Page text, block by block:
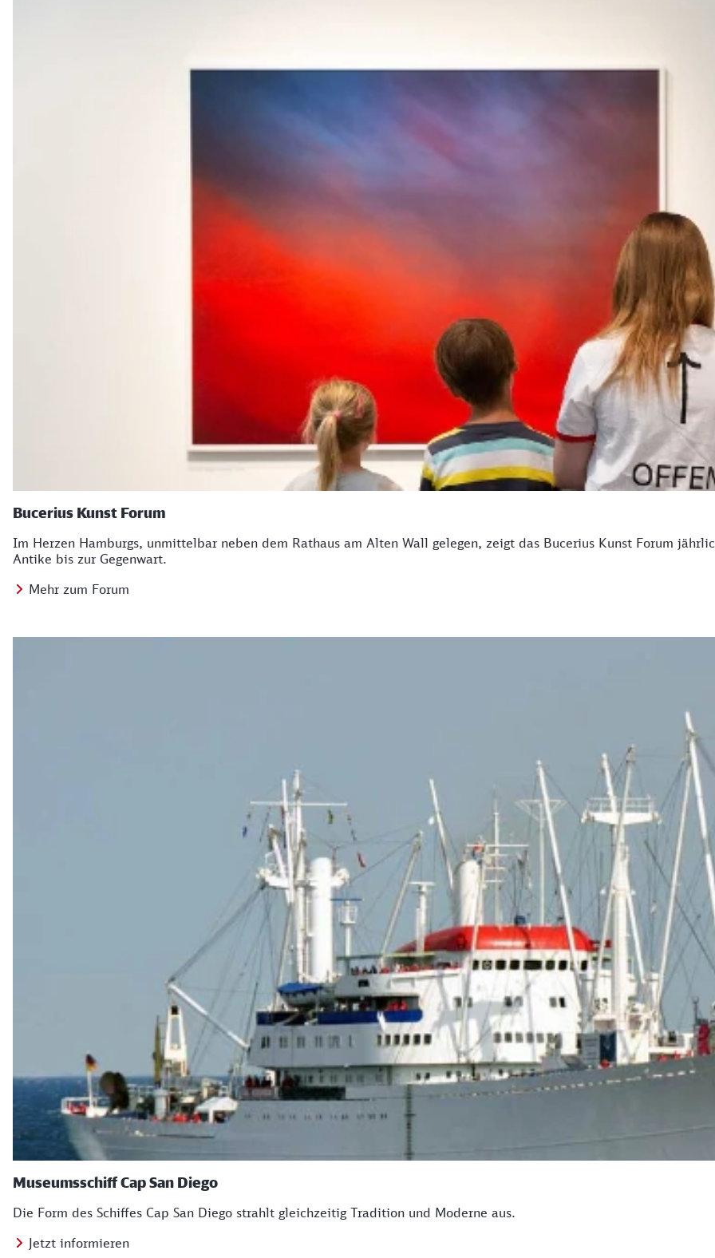
Bucerius Kunst Forum
Im Herzen Hamburgs, unmittelbar neben dem Rathaus am Alten Wall gelegen, zeigt das Bucerius Kunst Forum
Antike bis zur Gegenwart.
Mehr zum Forum
Museumsschiff Cap San Diego
Die Form des Schiffes Cap San Diego strahlt gleichzeitig Tradition und Moderne aus.
Jetzt informieren